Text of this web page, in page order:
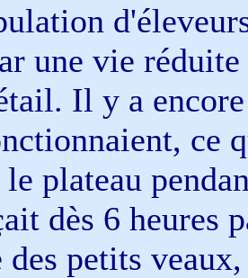
une vie
Il y a
ce
plateau
dès 6 heures
des petits